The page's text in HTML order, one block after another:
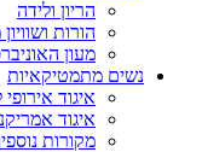
הריון ולידה
הורות
מעון
נשים מתמטיקאיות
איגוד
איגוד
מקורות